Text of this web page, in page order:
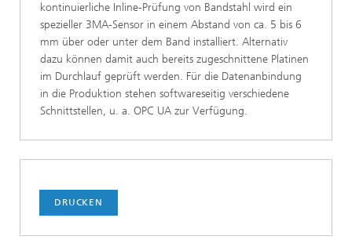
kontinuierliche Inline-Prüfung von Bandstahl wird ein
spezieller 3MA-Sensor in einem Abstand von ca. 5 bis 6
mm über oder unter dem Band installiert. Alternativ
dazu können damit auch bereits zugeschnittene Platinen
im Durchlauf geprüft werden. Für die Datenanbindung
in die Produktion stehen softwareseitig verschiedene
Schnittstellen, u. a. OPC UA zur Verfügung.
DRUCKEN